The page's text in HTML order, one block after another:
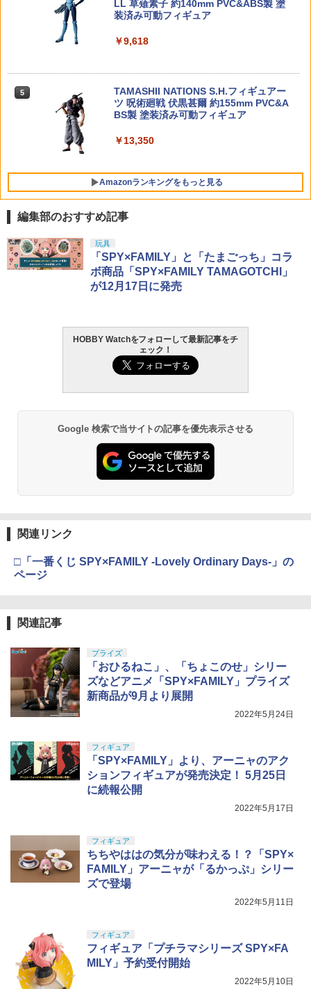
BANDAI SPIRITS(バンダイ スピリッツ)
ーズ 小宮果穂 色分け済みプラモデル
￥2,200
NTER×HUNTER』 ゴン
￥1,180
￥1,480
51641 【TAMIYA/タミヤ】 RCスペアパ
ーツ SP1641 TRF420 Fパーツ (ハブキャ
LL 草薙素子 約140mm PVC&ABS製 塗
装済み可動フィギュア
￥9,618
5
TAMASHII NATIONS S.H.フィギュアー
ツ 呪術廻戦 伏黒甚爾 約155mm PVC&A
BS製 塗装済み可動フィギュア
￥13,350
Amazonランキングをもっと見る
1
30MS SIS-J00 メルンジャ[カラーA] 色
分け済みプラモデル
￥4,200
HG 機動戦士ガンダム00 グラハム専用ユ
ニオンフラッグカスタム 1/144スケール
色分け済みプラモデル
￥1,850
BANDAI SPIRITS(バンダイ スピリッツ)
HGAW 機動新世紀ガンダムX ガンダムエ
アマスター 1/144スケール 色分け済みプ
ラモデル
HGUC 機動戦士ガンダム ザクI(黒い三連
BANDAI SPIRITS(バンダイ スピリッツ)
HGUC 1/144 ザクII (ガルマ専用機) (機動
戦士ガンダム)
1
ト ガバメント HG 18歳以上エアーHOP
ハンドガン
￥3,384
東京マルイ (TOKYO MARUI) ガスブロー
バックマシンガン No.14 20式 5.56mm
小銃 18歳以上 ガスブローバック
￥193,900
東京マルイ No.10 ハイキャパ5.1 10歳以
上 電動ブローバック フルオート
￥3,815
4
￥3,409
5
￥2,710
1
先細薄刃ニッパー (ゲートカット用) プラ
モデル用工具 74123
￥2,781
LOCTITE(ロックタイト) シールはがし
プレミアム 220ml
GSIクレオス Mr.トップコート 水性プレ
ミアムトップコートスプレー 光沢 88ml
ホビー用仕上材 B601
型用接着剤 87003
ミアムトップコートスプレー つや消し 8
8ml ホビー用仕上材 B603
￥710
編集部のおすすめ記事
玩具
「SPY×FAMILY」と「たまごっち」コラ
ボ商品「SPY×FAMILY TAMAGOTCHI」
が12月17日に発売
HOBBY Watchをフォローして最新記事をチ
ェック！
Google 検索で当サイトの記事を優先表示させる
関連リンク
□「一番くじ SPY×FAMILY -Lovely Ordinary Days-」の
ページ
関連記事
プライズ
「おひるねこ」、「ちょこのせ」シリー
ズなどアニメ「SPY×FAMILY」プライズ
新商品が9月より展開
2022年5月24日
フィギュア
「SPY×FAMILY」より、アーニャのアク
ションフィギュアが発売決定！ 5月25日
に続報公開
2022年5月17日
フィギュア
ちちやははの気分が味わえる！？「SPY×
FAMILY」アーニャが「るかっぷ」シリー
ズで登場
2022年5月11日
フィギュア
フィギュア「プチラマシリーズ SPY×FA
MILY」予約受付開始
2022年5月10日